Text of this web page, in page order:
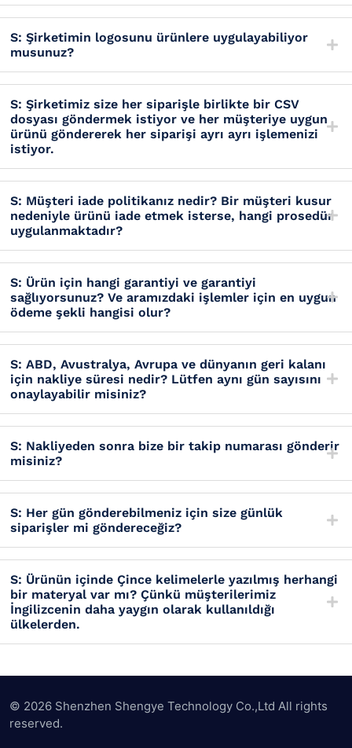
S: Şirketimin logosunu ürünlere uygulayabiliyor
musunuz?
S: Şirketimiz size her siparişle birlikte bir CSV
dosyası göndermek istiyor ve her müşteriye uygun
ürünü göndererek her siparişi ayrı ayrı işlemenizi
istiyor.
S: Müşteri iade politikanız nedir? Bir müşteri kusur
nedeniyle ürünü iade etmek isterse, hangi prosedür
uygulanmaktadır?
S: Ürün için hangi garantiyi ve garantiyi
sağlıyorsunuz? Ve aramızdaki işlemler için en uygun
ödeme şekli hangisi olur?
S: ABD, Avustralya, Avrupa ve dünyanın geri kalanı
için nakliye süresi nedir? Lütfen aynı gün sayısını
onaylayabilir misiniz?
S: Nakliyeden sonra bize bir takip numarası gönderir
misiniz?
S: Her gün gönderebilmeniz için size günlük
siparişler mi göndereceğiz?
S: Ürünün içinde Çince kelimelerle yazılmış herhangi
bir materyal var mı? Çünkü müşterilerimiz
İngilizcenin daha yaygın olarak kullanıldığı
ülkelerden.
© 2026 Shenzhen Shengye Technology Co.,Ltd All rights
reserved.